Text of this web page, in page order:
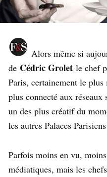
Alors même si
de Cédric Grolet le chef
Paris, certainement le
plus connecté aux
un des plus créatif du
les autres Palaces
Parfois moins en vu,
médiatiques, mais les